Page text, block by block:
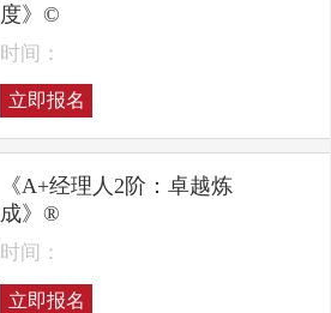
度》©
时间：
立即报名
《A+经理人2阶：卓越炼
成》®
时间：
立即报名